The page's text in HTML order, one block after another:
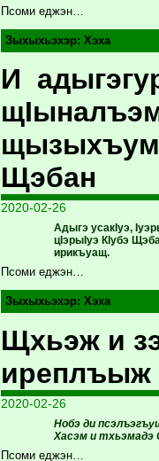
Псоми еджэн…
Зыхыхьэхэр:Хэха
И
Щэбан
2020-02-26
Адыгэ усакIуэ,
цIэрыIуэ КIубэ
ирикъуащ.
Псоми еджэн…
Зыхыхьэхэр:Хэха
Щхьэж и
иреплъыж
2020-02-26
Нобэ ди
Хасэм и тхьэмадэ
Псоми еджэн…